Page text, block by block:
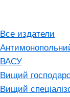
Все издатели
ВАСУ
Вищий
Вищий